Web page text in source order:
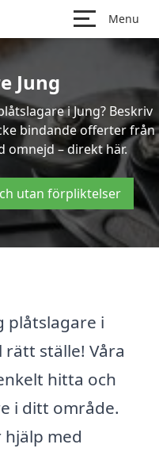
Menu
Jung
i Jung? Beskriv
bindande offerter från
omnejd – direkt här.
utan förpliktelser
plåtslagare i
rätt ställe! Våra
hitta och
i ditt område.
med